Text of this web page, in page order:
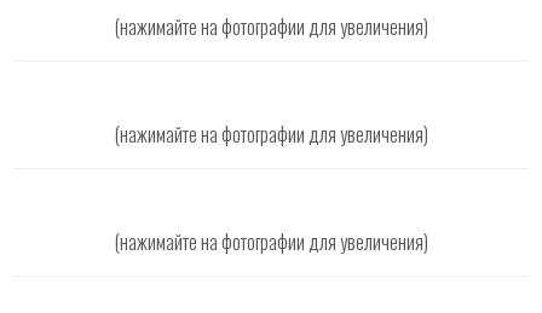
(нажимайте на фотографии для увеличения)
(нажимайте на фотографии для увеличения)
(нажимайте на фотографии для увеличения)